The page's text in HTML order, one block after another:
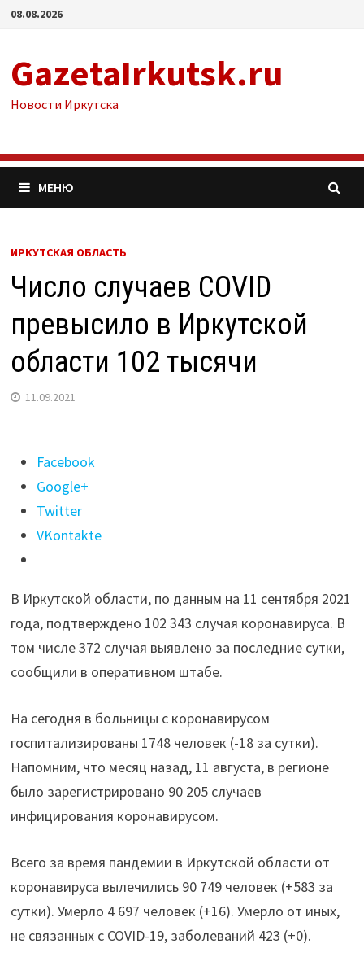
Перейти
08.08.2026
GazetaIrkutsk.ru
Новости Иркутска
МЕНЮ
ИРКУТСКАЯ ОБЛАСТЬ
Число случаев COVID
превысило в Иркутской
области 102 тысячи
11.09.2021
Поделиться
"Число
случаев
COVID
превысило
Иркутской
области
102
тысячи"
Facebook
Google+
Twitter
VKontakte
В Иркутской области, по данным на 11 сентября 2021
года, подтверждено 102 343 случая коронавируса. В
том числе 372 случая выявлено за последние сутки,
сообщили в оперативном штабе.
На сегодня в больницы с коронавирусом
госпитализированы 1748 человек (-18 за сутки).
Напомним, что месяц назад, 11 августа, в регионе
было зарегистрировано 90 205 случаев
инфицирования коронавирусом.
Всего за время пандемии в Иркутской области от
коронавируса вылечились 90 749 человек (+583 за
сутки). Умерло 4 697 человек (+16). Умерло от иных,
не связанных с COVID-19, заболеваний 423 (+0).